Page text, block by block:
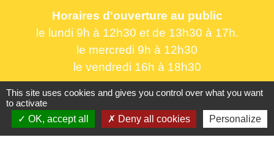
Horaires d'ouverture au public
le lundi 9h à 12h30 et de 13h30 à 17h.
le mercredi 9h à 12h30
le vendredi 16h à 18h30
This site uses cookies and gives you control over what you want
to activate
OK, accept all
Deny all cookies Personalize